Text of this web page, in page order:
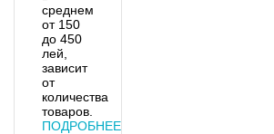
среднем
от 150
до 450
лей,
зависит
от
количества
товаров.
ПОДРОБНЕЕ